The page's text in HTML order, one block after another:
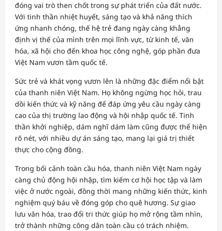
đóng vai trò then chốt trong sự phát triển của đất nước.
Với tinh thần nhiệt huyết, sáng tạo và khả năng thích
ứng nhanh chóng, thế hệ trẻ đang ngày càng khẳng
định vị thế của mình trên mọi lĩnh vực, từ kinh tế, văn
hóa, xã hội cho đến khoa học công nghệ, góp phần đưa
Việt Nam vươn tầm quốc tế.
Sức trẻ và khát vọng vươn lên là những đặc điểm nổi bật
của thanh niên Việt Nam. Họ không ngừng học hỏi, trau
dồi kiến thức và kỹ năng để đáp ứng yêu cầu ngày càng
cao của thị trường lao động và hội nhập quốc tế. Tinh
thần khởi nghiệp, dám nghĩ dám làm cũng được thể hiện
rõ nét, với nhiều dự án sáng tạo, mang lại giá trị thiết
thực cho cộng đồng.
Trong bối cảnh toàn cầu hóa, thanh niên Việt Nam ngày
càng chủ động hội nhập, tìm kiếm cơ hội học tập và làm
việc ở nước ngoài, đồng thời mang những kiến thức, kinh
nghiệm quý báu về đóng góp cho quê hương. Sự giao
lưu văn hóa, trao đổi tri thức giúp họ mở rộng tầm nhìn,
trở thành những công dân toàn cầu có trách nhiệm.